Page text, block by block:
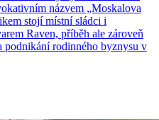
názvem „Moskalova
stojí místní sládci i
Raven, příběh ale zároveň
podnikání rodinného byznysu v